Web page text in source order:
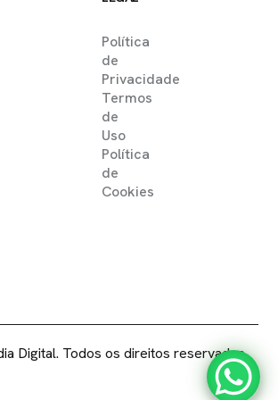
Política
de
Privacidade
Termos
de
Uso
Política
de
Cookies
Digital. Todos os direitos reservados.